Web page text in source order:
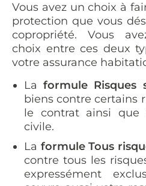
Vous avez un choix à
protection que vous
copropriété. Vous
choix entre ces deux
votre assurance
Laformule Risques
biens contre certains
le contrat ainsi que
civile.
La formule Tous
contre tous les
expressément